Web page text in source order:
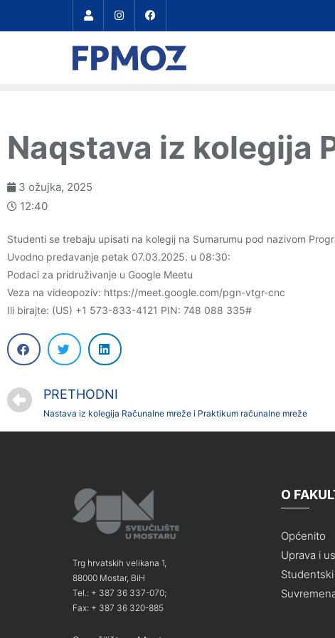
Naqstava iz kolegija
3 ožujka, 2025
12:40
Studenti se trebaju upisati na kolegij na Sumarumu pod nazivom
Uvodno predavanje petak 07.03.2025. u 08:30:
Podaci za pridruživanje u Google Meetu
Veza na videopoziv: https://meet.google.com/pgn-vtgr-cnc
Ili birajte: ‪(US) +1 573-833-4121‬ PIN: ‪748 088 335‬#
PRETHODNI
Nastava iz kolegija Računalne mreže i Praktikum računalne mreže
Trg hrvatskih velikana 1,
88000 Mostar, BiH
Tel.: + 387 36 337-070;
Fax: + 387 36 320-885
O
Općenito
Uprava i